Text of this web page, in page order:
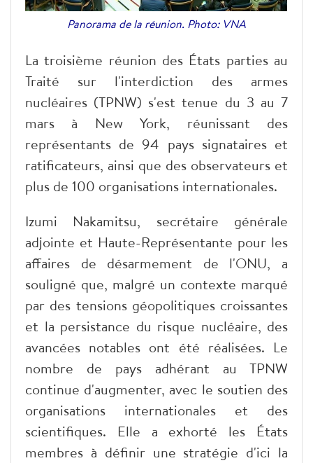
Panorama de la réunion. Photo: VNA
La troisième réunion des États parties au
Traité sur l'interdiction des armes
nucléaires (TPNW) s'est tenue du 3 au 7
mars à New York, réunissant des
représentants de 94 pays signataires et
ratificateurs, ainsi que des observateurs et
plus de 100 organisations internationales.
Izumi Nakamitsu, secrétaire générale
adjointe et Haute-Représentante pour les
affaires de désarmement de l'ONU, a
souligné que, malgré un contexte marqué
par des tensions géopolitiques croissantes
et la persistance du risque nucléaire, des
avancées notables ont été réalisées. Le
nombre de pays adhérant au TPNW
continue d'augmenter, avec le soutien des
organisations internationales et des
scientifiques. Elle a exhorté les États
membres à définir une stratégie d'ici la